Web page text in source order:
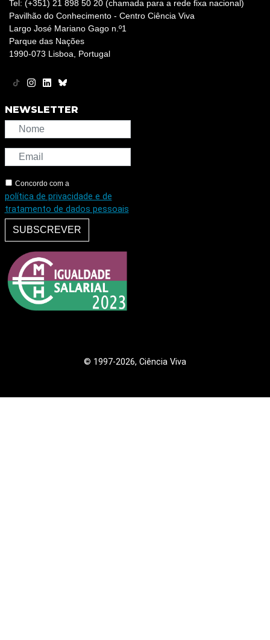
Tel: (+351) 21 898 50 20 (chamada para a rede fixa nacional)
Pavilhão do Conhecimento - Centro Ciência Viva
Largo José Mariano Gago n.º1
Parque das Nações
1990-073 Lisboa, Portugal
NEWSLETTER
Concordo com a
política de privacidade e de
tratamento de dados pessoais
SUBSCREVER
© 1997-2026, Ciência Viva